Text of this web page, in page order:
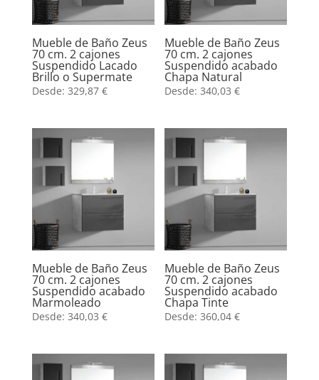
Mueble de Baño Zeus
70 cm. 2 cajones
Suspendido Lacado
Brillo o Supermate
Desde: 329,87 €
Mueble de Baño Zeus
70 cm. 2 cajones
Suspendido acabado
Chapa Natural
Desde:340,03€
Mueble de Baño Zeus
70 cm. 2 cajones
Suspendido acabado
Marmoleado
Desde: 340,03 €
Mueble de Baño Zeus
70 cm. 2 cajones
Suspendido acabado
Chapa Tinte
Desde:360,04€